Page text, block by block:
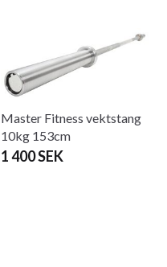
Master Fitness vektstang
10kg 153cm
1 400 SEK